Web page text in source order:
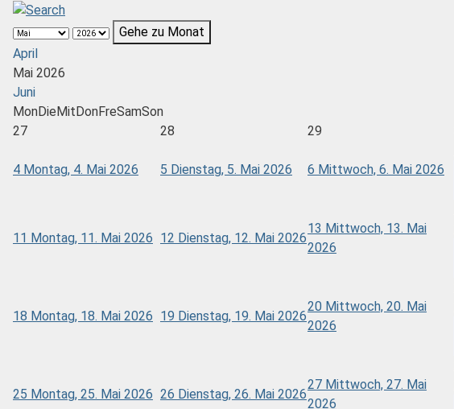
Gehe zu Monat
April
Mai 2026
Juni
Mon Die Mit Don FreSamSon
27
28 29
4 Montag, 4. Mai 2026 5 Dienstag, 5. Mai 2026 6 Mittwoch, 6. Mai 2026
11 Montag, 11. Mai 2026 12 Dienstag, 12. Mai 2026
13 Mittwoch, 13. Mai
2026
18 Montag, 18. Mai 2026 19 Dienstag, 19. Mai 2026
20 Mittwoch, 20. Mai
2026
25 Montag, 25. Mai 2026 26 Dienstag, 26. Mai 2026
27 Mittwoch, 27. Mai
2026